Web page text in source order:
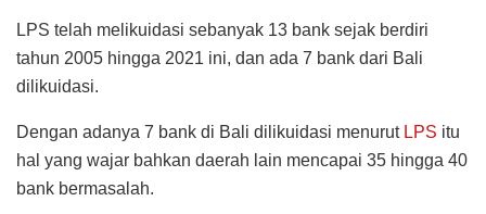
LPS telah melikuidasi sebanyak 13 bank sejak berdiri
tahun 2005 hingga 2021 ini, dan ada 7 bank dari Bali
dilikuidasi.
Dengan adanya 7 bank di Bali dilikuidasi menurut LPS itu
hal yang wajar bahkan daerah lain mencapai 35 hingga 40
bank bermasalah.